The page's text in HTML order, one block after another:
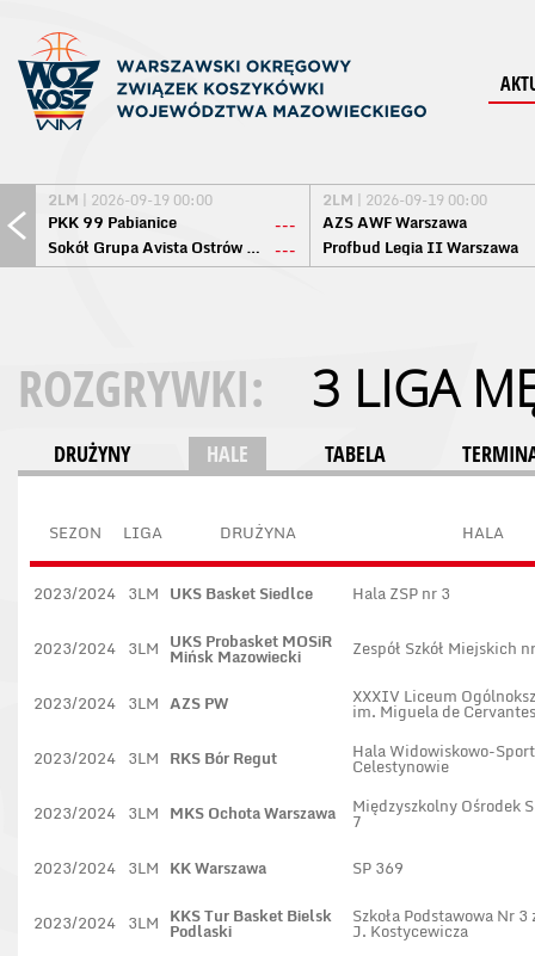
2LM | 2026-09-19 00:00
PKK 99 Pabianice
---
Sokół Grupa Avista Ostrów Maz. ---
2LM | 2026-09-19 00:00
AZS AWF Warszawa
Profbud Legia II Warszawa
ROZGRYWKI: 3 LIGA
DRUŻYNY HALE TABELA
SEZON LIGA DRUŻYNA HALA
2023/2024 3LM UKS Basket Siedlce Hala ZSP nr 3
2023/2024 3LM UKS Probasket MOSiR
Mińsk Mazowiecki Zespół Szkół Miejskich
2023/2024 3LM AZS PW XXXIV Liceum
im. Miguela de
2023/2024 3LM RKS Bór Regut Hala Widowiskowo-
Celestynowie
2023/2024 3LM MKS Ochota Warszawa Międzyszkolny Ośrodek
7
2023/2024 3LM KK Warszawa SP 369
2023/2024 3LM KKS Tur Basket Bielsk
Podlaski
Szkoła Podstawowa Nr
J. Kostycewicza